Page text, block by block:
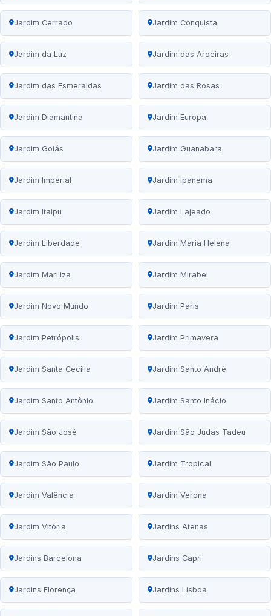
Jardim Cerrado Jardim Conquista
Jardim da Luz Jardim das Aroeiras
Jardim das Esmeraldas Jardim das Rosas
Jardim Diamantina Jardim Europa
Jardim Goiás Jardim Guanabara
Jardim Imperial Jardim Ipanema
Jardim Itaipu Jardim Lajeado
Jardim Liberdade Jardim Maria Helena
Jardim Mariliza Jardim Mirabel
Jardim Novo Mundo Jardim Paris
Jardim Petrópolis Jardim Primavera
Jardim Santa Cecília Jardim Santo André
Jardim Santo Antônio Jardim Santo Inácio
Jardim São José Jardim São Judas Tadeu
Jardim São Paulo Jardim Tropical
Jardim Valência Jardim Verona
Jardim Vitória Jardins Atenas
Jardins Barcelona Jardins Capri
Jardins Florença Jardins Lisboa